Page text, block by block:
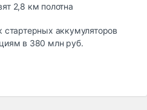
2,8 км полотна
стартерных аккумуляторов
в 380 млн руб.